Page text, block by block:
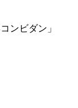
ンビダン」